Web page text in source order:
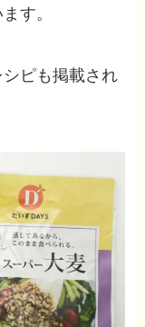
す。
ピも掲載され